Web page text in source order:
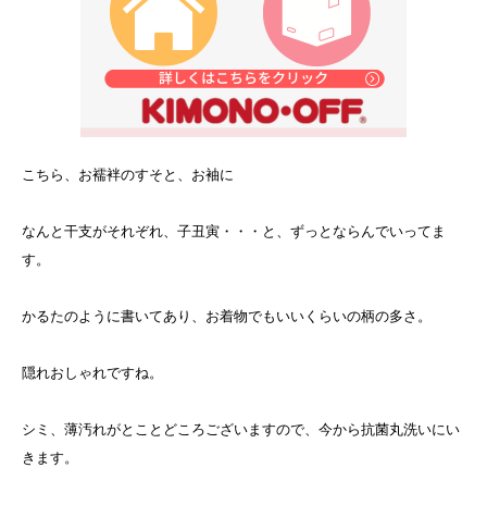
こちら、お襦袢のすそと、お袖に
なんと干支がそれぞれ、子丑寅・・・と、ずっとならんでいってま
す。
かるたのように書いてあり、お着物でもいいくらいの柄の多さ。
隠れおしゃれですね。
シミ、薄汚れがとことどころございますので、今から抗菌丸洗いにい
きます。